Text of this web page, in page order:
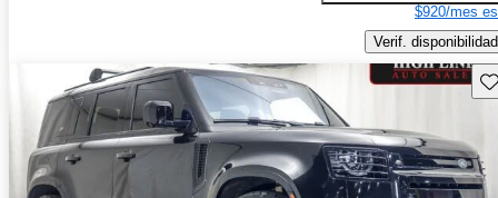
$920/mes
Verif. disponibilidad